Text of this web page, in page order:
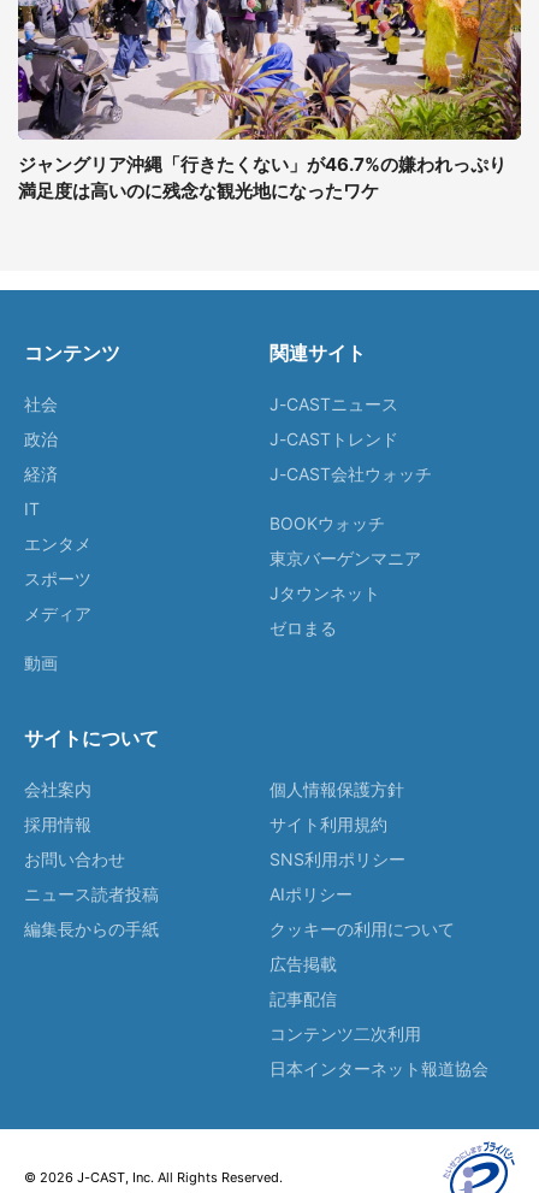
ジャングリア沖縄「行きたくない」が46.7%の嫌われっぷり
満足度は高いのに残念な観光地になったワケ
コンテンツ
社会
政治
経済
IT
エンタメ
スポーツ
メディア
動画
関連サイト
J-CASTニュース
J-CASTトレンド
J-CAST会社ウォッチ
BOOKウォッチ
東京バーゲンマニア
Jタウンネット
ゼロまる
サイトについて
会社案内
採用情報
お問い合わせ
ニュース読者投稿
編集長からの手紙
個人情報保護方針
サイト利用規約
SNS利用ポリシー
AIポリシー
クッキーの利用について
広告掲載
記事配信
コンテンツ二次利用
日本インターネット報道協会
© 2026 J-CAST, Inc. All Rights Reserved.